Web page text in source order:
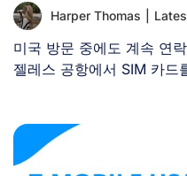
Harper Thomas
미국 방문 중에도 계속 연
젤레스 공항에서 SIM 카